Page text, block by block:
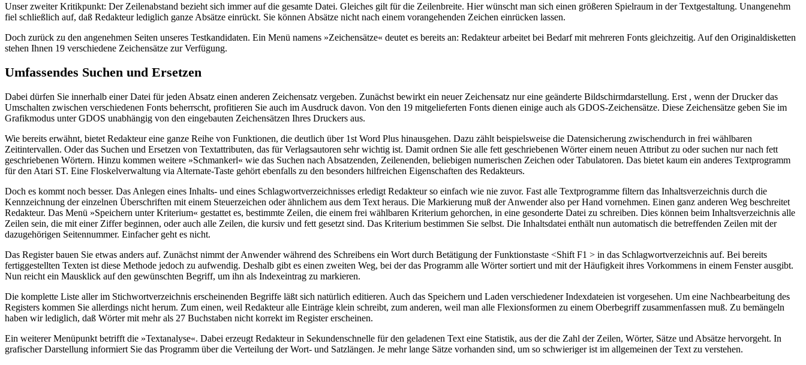
Unser zweiter Kritikpunkt: Der Zeilenabstand bezieht sich immer auf die gesamte Datei. Gleiches gilt für die Zeilenbreite. Hier wünscht man sich einen größeren Spielraum in der Textgestaltung. Unangenehm
fiel schließlich auf, daß Redakteur lediglich ganze Absätze einrückt. Sie können Absätze nicht nach einem vorangehenden Zeichen einrücken lassen.
Doch zurück zu den angenehmen Seiten unseres Testkandidaten. Ein Menü namens »Zeichensätze« deutet es bereits an: Redakteur arbeitet bei Bedarf mit mehreren Fonts gleichzeitig. Auf den Originaldisketten
stehen Ihnen 19 verschiedene Zeichensätze zur Verfügung.
Umfassendes Suchen und Ersetzen
Dabei dürfen Sie innerhalb einer Datei für jeden Absatz einen anderen Zeichensatz vergeben. Zunächst bewirkt ein neuer Zeichensatz nur eine geänderte Bildschirmdarstellung. Erst , wenn der Drucker das
Umschalten zwischen verschiedenen Fonts beherrscht, profitieren Sie auch im Ausdruck davon. Von den 19 mitgelieferten Fonts dienen einige auch als GDOS-Zeichensätze. Diese Zeichensätze geben Sie im
Grafikmodus unter GDOS unabhängig von den eingebauten Zeichensätzen Ihres Druckers aus.
Wie bereits erwähnt, bietet Redakteur eine ganze Reihe von Funktionen, die deutlich über 1st Word Plus hinausgehen. Dazu zählt beispielsweise die Datensicherung zwischendurch in frei wählbaren
Zeitintervallen. Oder das Suchen und Ersetzen von Textattributen, das für Verlagsautoren sehr wichtig ist. Damit ordnen Sie alle fett geschriebenen Wörter einem neuen Attribut zu oder suchen nur nach fett
geschriebenen Wörtern. Hinzu kommen weitere »Schmankerl« wie das Suchen nach Absatzenden, Zeilenenden, beliebigen numerischen Zeichen oder Tabulatoren. Das bietet kaum ein anderes Textprogramm
für den Atari ST. Eine Floskelverwaltung via Alternate-Taste gehört ebenfalls zu den besonders hilfreichen Eigenschaften des Redakteurs.
Doch es kommt noch besser. Das Anlegen eines Inhalts- und eines Schlagwortverzeichnisses erledigt Redakteur so einfach wie nie zuvor. Fast alle Textprogramme filtern das Inhaltsverzeichnis durch die
Kennzeichnung der einzelnen Überschriften mit einem Steuerzeichen oder ähnlichem aus dem Text heraus. Die Markierung muß der Anwender also per Hand vornehmen. Einen ganz anderen Weg beschreitet
Redakteur. Das Menü »Speichern unter Kriterium« gestattet es, bestimmte Zeilen, die einem frei wählbaren Kriterium gehorchen, in eine gesonderte Datei zu schreiben. Dies können beim Inhaltsverzeichnis alle
Zeilen sein, die mit einer Ziffer beginnen, oder auch alle Zeilen, die kursiv und fett gesetzt sind. Das Kriterium bestimmen Sie selbst. Die Inhaltsdatei enthält nun automatisch die betreffenden Zeilen mit der
dazugehörigen Seitennummer. Einfacher geht es nicht.
Das Register bauen Sie etwas anders auf. Zunächst nimmt der Anwender während des Schreibens ein Wort durch Betätigung der Funktionstaste <Shift F1 > in das Schlagwortverzeichnis auf. Bei bereits
fertiggestellten Texten ist diese Methode jedoch zu aufwendig. Deshalb gibt es einen zweiten Weg, bei der das Programm alle Wörter sortiert und mit der Häufigkeit ihres Vorkommens in einem Fenster ausgibt.
Nun reicht ein Mausklick auf den gewünschten Begriff, um ihn als Indexeintrag zu markieren.
Die komplette Liste aller im Stichwortverzeichnis erscheinenden Begriffe läßt sich natürlich editieren. Auch das Speichern und Laden verschiedener Indexdateien ist vorgesehen. Um eine Nachbearbeitung des
Registers kommen Sie allerdings nicht herum. Zum einen, weil Redakteur alle Einträge klein schreibt, zum anderen, weil man alle Flexionsformen zu einem Oberbegriff zusammenfassen muß. Zu bemängeln
haben wir lediglich, daß Wörter mit mehr als 27 Buchstaben nicht korrekt im Register erscheinen.
Ein weiterer Menüpunkt betrifft die »Textanalyse«. Dabei erzeugt Redakteur in Sekundenschnelle für den geladenen Text eine Statistik, aus der die Zahl der Zeilen, Wörter, Sätze und Absätze hervorgeht. In
grafischer Darstellung informiert Sie das Programm über die Verteilung der Wort- und Satzlängen. Je mehr lange Sätze vorhanden sind, um so schwieriger ist im allgemeinen der Text zu verstehen.